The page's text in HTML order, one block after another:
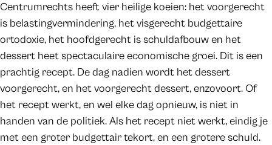
Centrumrechts heeft vier heilige koeien: het voorgerecht
is belastingvermindering, het visgerecht budgettaire
ortodoxie, het hoofdgerecht is schuldafbouw en het
dessert heet spectaculaire economische groei. Dit is een
prachtig recept. De dag nadien wordt het dessert
voorgerecht, en het voorgerecht dessert, enzovoort. Of
het recept werkt, en wel elke dag opnieuw, is niet in
handen van de politiek. Als het recept niet werkt, eindig je
met een groter budgettair tekort, en een grotere schuld.